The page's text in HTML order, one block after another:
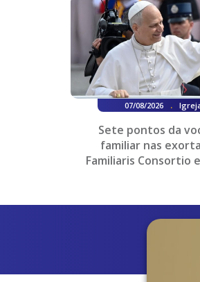
07/08/2026 .
Sete pontos da
familiar nas
Familiaris Consortio